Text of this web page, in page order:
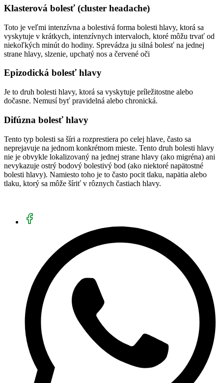
Klasterová bolesť (cluster headache)
Toto je veľmi intenzívna a bolestivá forma bolesti hlavy, ktorá sa
vyskytuje v krátkych, intenzívnych intervaloch, ktoré môžu trvať od
niekoľkých minút do hodiny. Sprevádza ju silná bolesť na jednej
strane hlavy, slzenie, upchatý nos a červené oči
Epizodická bolesť hlavy
Je to druh bolesti hlavy, ktorá sa vyskytuje príležitostne alebo
dočasne. Nemusí byť pravidelná alebo chronická.
Difúzna bolesť hlavy
Tento typ bolesti sa šíri a rozprestiera po celej hlave, často sa
neprejavuje na jednom konkrétnom mieste. Tento druh bolesti hlavy
nie je obvykle lokalizovaný na jednej strane hlavy (ako migréna) ani
nevykazuje ostrý bodový bolestivý bod (ako niektoré napätostné
bolesti hlavy). Namiesto toho je to často pocit tlaku, napätia alebo
tlaku, ktorý sa môže šíriť v rôznych častiach hlavy.